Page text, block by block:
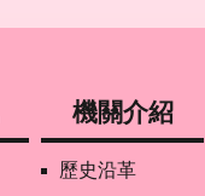
機關介紹
歷史沿革